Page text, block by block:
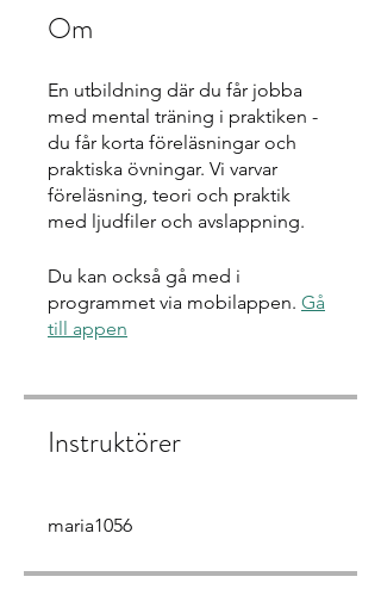
Om
En utbildning där du får jobba
med mental träning i praktiken -
du får korta föreläsningar och
praktiska övningar. Vi varvar
föreläsning, teori och praktik
Du kan också gå med i
programmet via mobilappen. Gå
till appen
Instruktörer
maria1056